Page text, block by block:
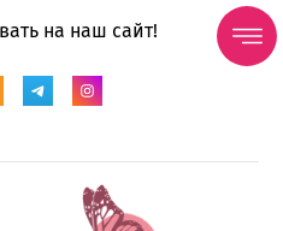
на наш сайт!